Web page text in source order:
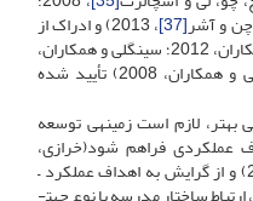
[37] ، 2013) و ادراک از
جو مدرسه با اهداف پیشرفت(لنت و همکاران، 2012؛ سینگلی و همکاران،
2010؛ لنت و همکاران، 2009؛ کارشکی و همکاران، 2008) تأیید شده
بهتر، لازم است زمینه­ی توسعه
عملکردی فراهم شود(خرازی،
اژه­ای، قاضی طباطبایی و کارشکی، 2008) و از گرایش به اهداف عملکرد –